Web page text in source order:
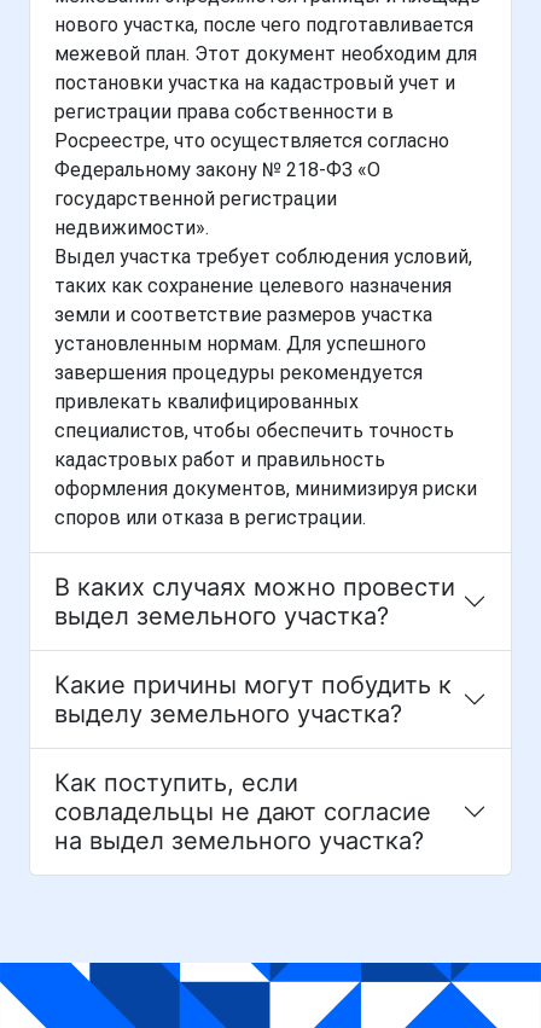
нового участка, после чего подготавливается
межевой план. Этот документ необходим для
постановки участка на кадастровый учет и
регистрации права собственности в
Росреестре, что осуществляется согласно
Федеральному закону № 218-ФЗ «О
государственной регистрации
недвижимости».
Выдел участка требует соблюдения условий,
таких как сохранение целевого назначения
земли и соответствие размеров участка
установленным нормам. Для успешного
завершения процедуры рекомендуется
привлекать квалифицированных
специалистов, чтобы обеспечить точность
кадастровых работ и правильность
оформления документов, минимизируя риски
споров или отказа в регистрации.
В каких случаях можно провести
выдел земельного участка?
Какие причины могут побудить к
выделу земельного участка?
Как поступить, если
совладельцы не дают согласие
на выдел земельного участка?